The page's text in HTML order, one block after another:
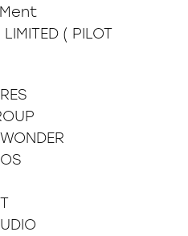
LIMITED ( PILOT